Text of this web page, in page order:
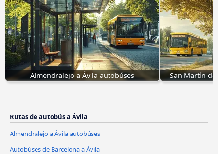
Almendralejo a Ávila‎ autobúses San Martín
Rutas de autobús a Ávila‎
Almendralejo a Ávila‎ autobúses
Autobúses de Barcelona a Ávila‎